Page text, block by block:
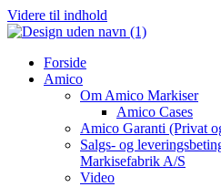
Videre til indhold
Forside
Amico
Om Amico Markiser
Amico Cases
Amico Garanti (Privat
Salgs- og
Markisefabrik A/S
Video